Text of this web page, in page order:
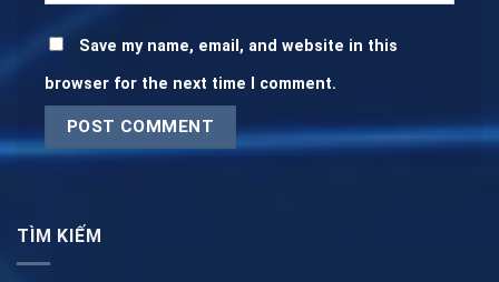
Save my name, email, and website in this
browser for the next time I comment.
TÌM KIẾM